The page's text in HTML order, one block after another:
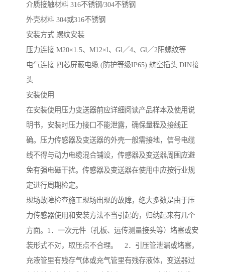
介质接触材料 316不锈钢/304不锈钢
外壳材料 304或316不锈钢
安装方式 螺纹安装
压力连接 M20×1.5、M12×l、Gl／4、Gl／2阳螺纹等
电气连接 四芯屏蔽电缆 (防护等级IP65) 航空插头 DIN接
头
安装使用
在安装使用压力变送器前应详细阅读产品样本及使用说
明书，安装时压力接口不能泄露，确保量程及接线正
确。压力传感器及变送器的外壳一般需接地，信号电缆
线不得与动力电缆混合铺设，传感器及变送器周围应避
免有强电磁干扰。传感器及变送器在使用中应按行业规
定进行周期检定。
现场故障检查施工现场出现的故障，绝大多数是由于压
力传感器使用和安装方法不当引起的，归纳起来有几个
方面。1．一次元件（孔板、远传测量接头等）堵塞或安
装形式不对，取压点不合理。 2．引压管泄漏或堵塞，
充液管里有残存气体或充气管里有残存液体，变送器过